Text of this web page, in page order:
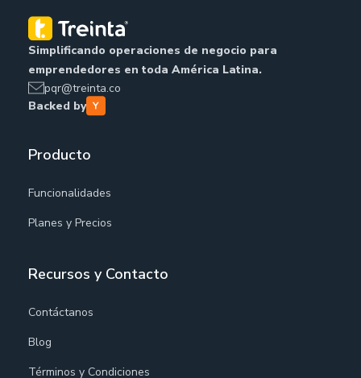
Simplificando operaciones de negocio para
emprendedores en toda América Latina.
pqr@treinta.co
Backed by
Producto
Funcionalidades
Planes y Precios
Recursos y Contacto
Contáctanos
Blog
Términos y Condiciones